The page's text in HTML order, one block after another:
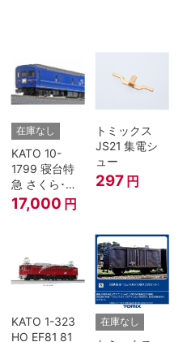
在庫なし
KATO 10-
1799 寝台特
急 さくら･は
やぶさ/富士
24系 9両セッ
17,000 円
トミックス
JS21 集電シ
ュー
297 円
KATO 1-323
HO EF81 81
在庫なし